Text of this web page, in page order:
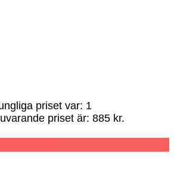
priset var: 1
priset är: 885 kr.